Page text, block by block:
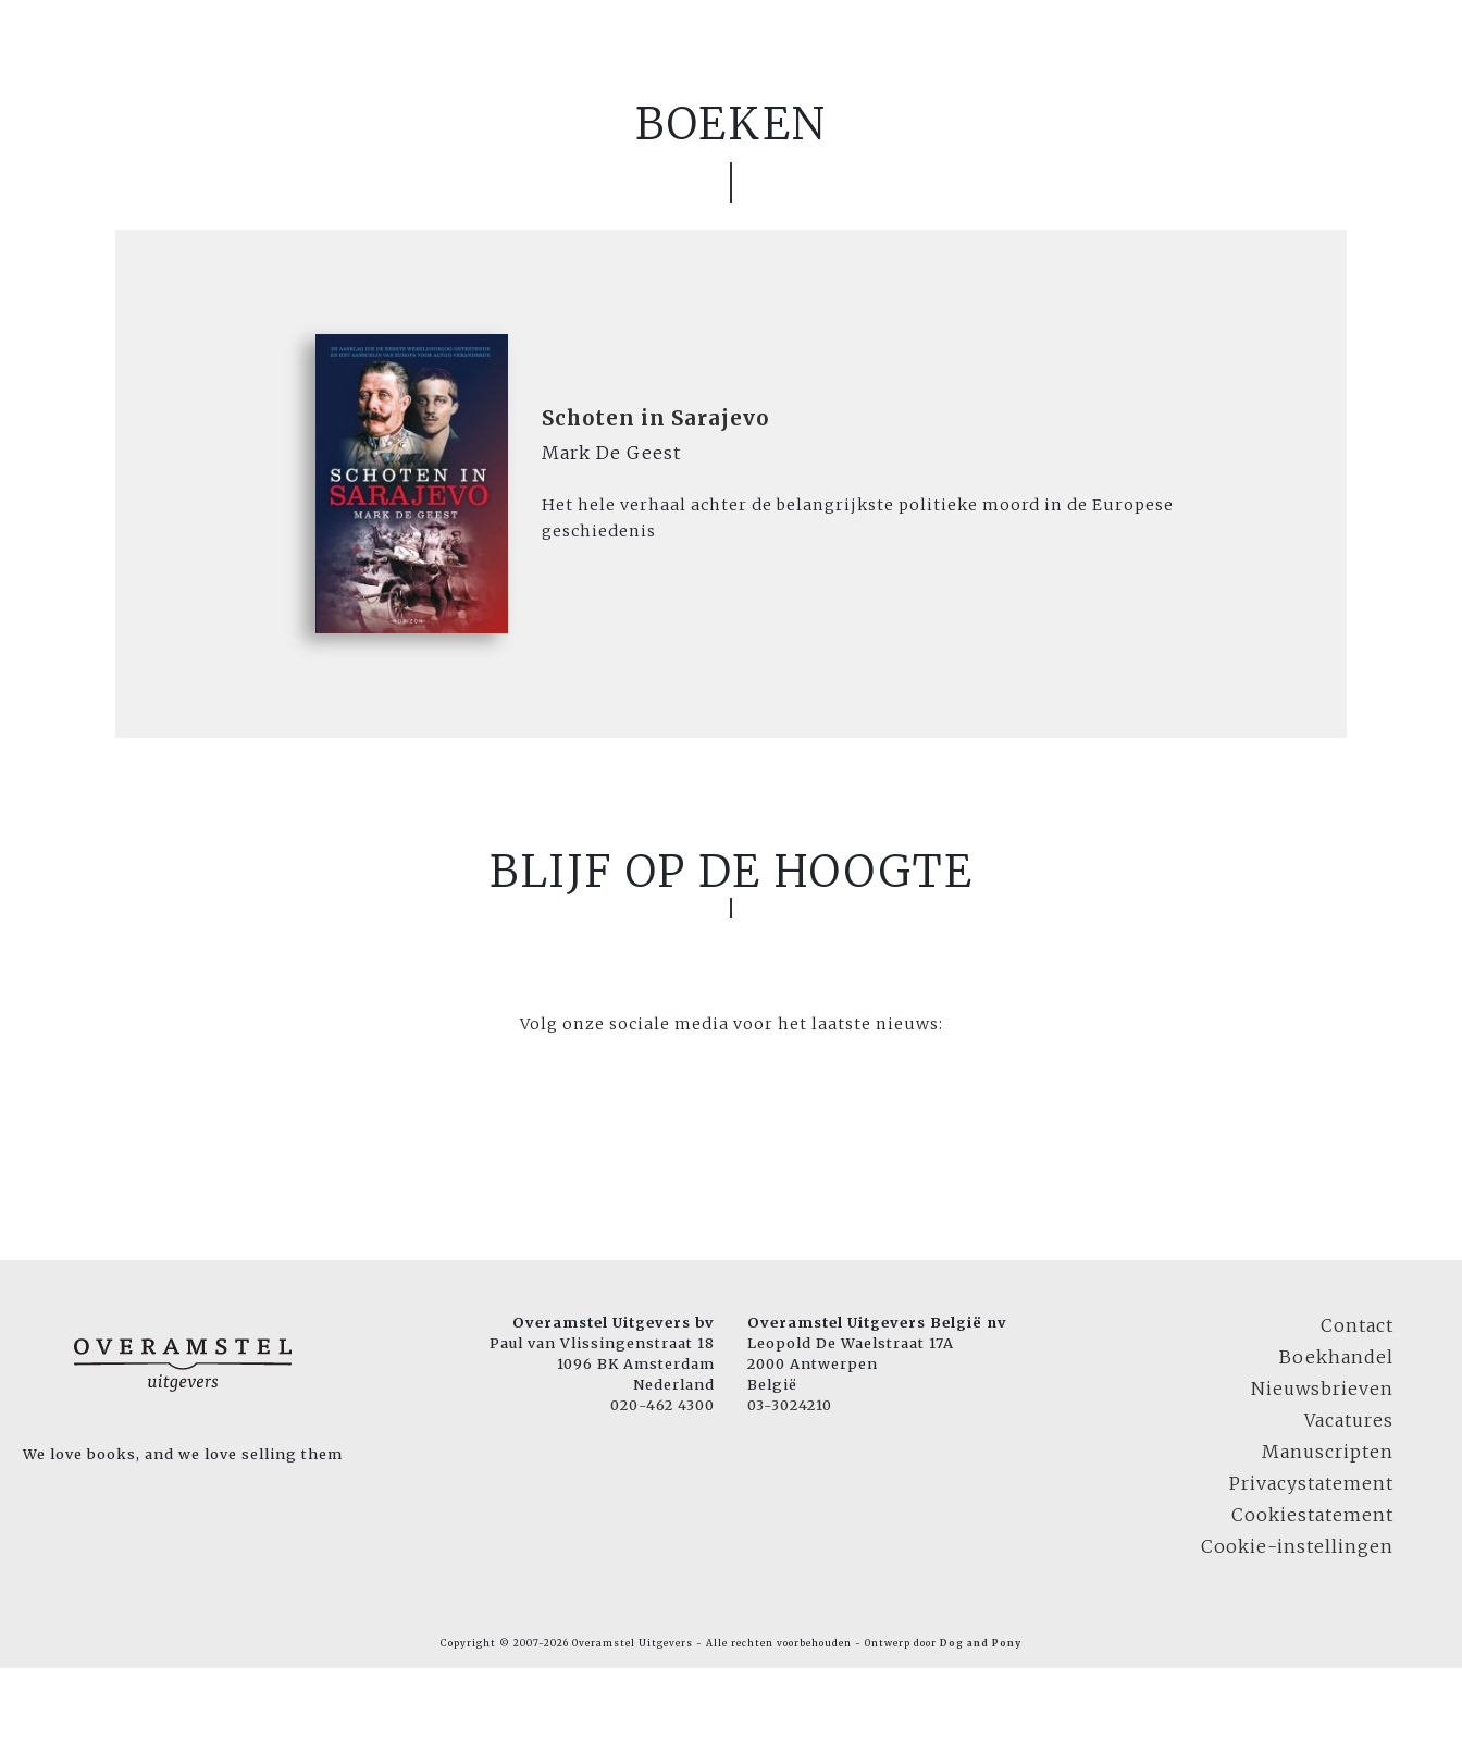
BOEKEN
Schoten in Sarajevo
Mark De Geest
Het hele verhaal achter de belangrijkste politieke moord in de Europese
geschiedenis
BLIJF OP DE HOOGTE
Volg onze sociale media voor het laatste nieuws:
We love books, and we love selling them
Overamstel Uitgevers bv
Paul van Vlissingenstraat 18
1096 BK Amsterdam
Nederland
020-462 4300
Overamstel Uitgevers België nv
Leopold De Waelstraat 17A
2000 Antwerpen
België
03-3024210
Contact
Boekhandel
Nieuwsbrieven
Vacatures
Manuscripten
Privacystatement
Cookiestatement
Cookie-instellingen
Copyright © 2007-2026 Overamstel Uitgevers - Alle rechten voorbehouden - Ontwerp door Dog and Pony